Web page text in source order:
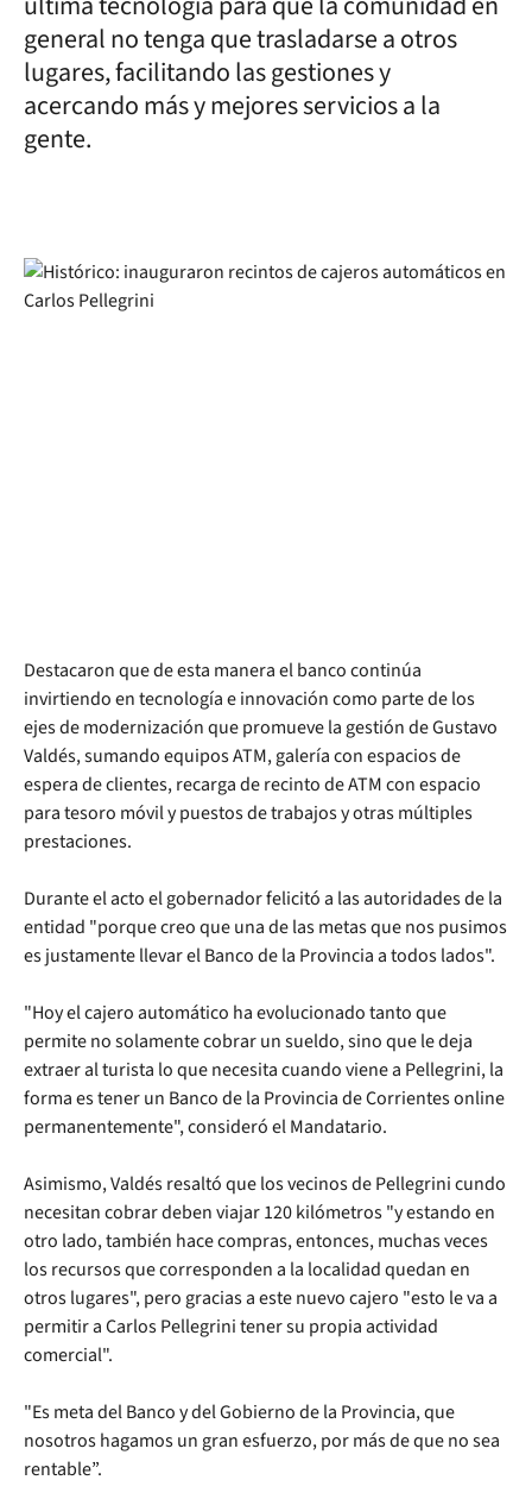
general no tenga que trasladarse a otros
lugares, facilitando las gestiones y
acercando más y mejores servicios a la
gente.
Destacaron que de esta manera el banco continúa
invirtiendo en tecnología e innovación como parte de los
ejes de modernización que promueve la gestión de Gustavo
Valdés, sumando equipos ATM, galería con espacios de
espera de clientes, recarga de recinto de ATM con espacio
para tesoro móvil y puestos de trabajos y otras múltiples
prestaciones.
Durante el acto el gobernador felicitó a las autoridades de la
entidad "porque creo que una de las metas que nos pusimos
es justamente llevar el Banco de la Provincia a todos lados".
"Hoy el cajero automático ha evolucionado tanto que
permite no solamente cobrar un sueldo, sino que le deja
extraer al turista lo que necesita cuando viene a Pellegrini, la
forma es tener un Banco de la Provincia de Corrientes online
permanentemente", consideró el Mandatario.
Asimismo, Valdés resaltó que los vecinos de Pellegrini cundo
necesitan cobrar deben viajar 120 kilómetros "y estando en
otro lado, también hace compras, entonces, muchas veces
los recursos que corresponden a la localidad quedan en
otros lugares", pero gracias a este nuevo cajero "esto le va a
permitir a Carlos Pellegrini tener su propia actividad
comercial".
"Es meta del Banco y del Gobierno de la Provincia, que
nosotros hagamos un gran esfuerzo, por más de que no sea
rentable”.